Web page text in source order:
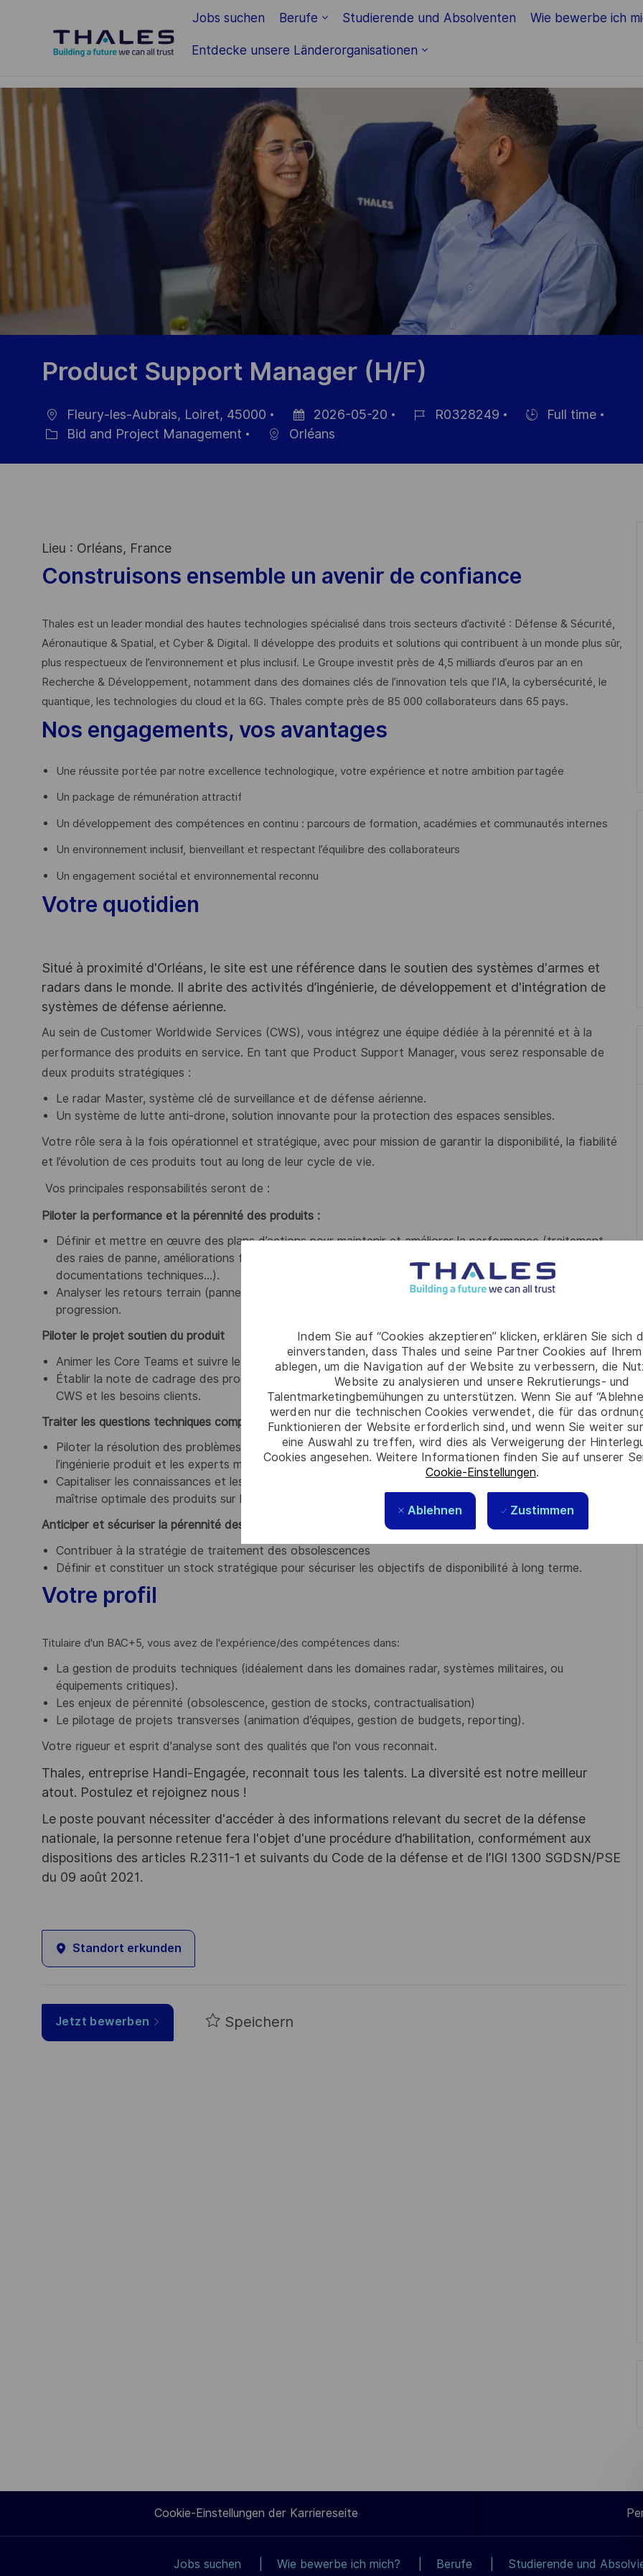
Jobs suchen Berufe Studierende und Absolventen Wie bewerbe ich
Entdecke unsere Länderorganisationen
-
Indem Sie auf “Cookies akzeptieren” klicken, erklären Sie sich
einverstanden, dass Thales und seine Partner Cookies auf
ablegen, um die Navigation auf der Website zu verbessern, die
Website zu analysieren und unsere Rekrutierungs- und
Talentmarketingbemühungen zu unterstützen. Wenn Sie auf
werden nur die technischen Cookies verwendet, die für das
Funktionieren der Website erforderlich sind, und wenn Sie weiter
eine Auswahl zu treffen, wird dies als Verweigerung der
Cookies angesehen. Weitere Informationen finden Sie auf unserer
Cookie-Einstellungen.
Ablehnen Zustimmen
Product Support Manager (H/F)
Ort
Fleury-les-Aubrais, Loiret, 45000
Datum
Veröffentlichung
2026-05-20
R0328249
Full time
Bid and Project Management Orléans
Lieu : Orléans, France
Construisons ensemble un avenir de confiance
Thales est un leader mondial des hautes technologies spécialisé dans trois secteurs d’activité : Défense & Sécurité,
Aéronautique & Spatial, et Cyber & Digital. Il développe des produits et solutions qui contribuent à un monde plus sûr,
plus respectueux de l’environnement et plus inclusif. Le Groupe investit près de 4,5 milliards d’euros par an en
Recherche & Développement, notamment dans des domaines clés de l’innovation tels que l’IA, la cybersécurité, le
quantique, les technologies du cloud et la 6G. Thales compte près de 85 000 collaborateurs dans 65 pays. ​
Nos engagements, vos avantages
Une réussite portée par notre excellence technologique, votre expérience et notre ambition partagée
Un package de rémunération attractif
Un développement des compétences en continu : parcours de formation, académies et communautés internes
Un environnement inclusif, bienveillant et respectant l’équilibre des collaborateurs
Un engagement sociétal et environnemental reconnu
Votre quotidien
Situé à proximité d'Orléans, le site est une référence dans le soutien des systèmes d'armes et
radars dans le monde. Il abrite des activités d’ingénierie, de développement et d'intégration de
systèmes de défense aérienne.
Au sein de Customer Worldwide Services (CWS), vous intégrez une équipe dédiée à la pérennité et à la
performance des produits en service. En tant que Product Support Manager, vous serez responsable de
deux produits stratégiques :
Le radar Master, système clé de surveillance et de défense aérienne.
Un système de lutte anti-drone, solution innovante pour la protection des espaces sensibles.
Votre rôle sera à la fois opérationnel et stratégique, avec pour mission de garantir la disponibilité, la fiabilité
et l’évolution de ces produits tout au long de leur cycle de vie.
Vos principales responsabilités seront de :
Piloter la performance et la pérennité des produits :
Définir et mettre en œuvre des plans d’actions pour maintenir et améliorer la performance (traitement
des raies de panne, améliorations fonctionnelles, évolutions du concept de soutien, mise à jour des
documentations techniques…).
Analyser les retours terrain (pannes, anomalies, demandes d’amélioration) pour identifier les axes de
progression.
Piloter le projet soutien du produit
Animer les Core Teams et suivre le planning des livrables pour garantir le respect des engagements.
Établir la note de cadrage des produits en service et définir leur roadmap, en alignement avec la stratégie
CWS et les besoins clients.
Traiter les questions techniques complexes :
Piloter la résolution des problèmes techniques (hors concept de soutien), en collaboration avec
l’ingénierie produit et les experts métiers.
Capitaliser les connaissances et les retours d’expérience (RETEX) dans les bases de référence pour une
maîtrise optimale des produits sur leur cycle de vie.
Anticiper et sécuriser la pérennité des produits :
Contribuer à la stratégie de traitement des obsolescences
Définir et constituer un stock stratégique pour sécuriser les objectifs de disponibilité à long terme.
Votre profil
Titulaire d'un BAC+5, vous avez de l'expérience/des compétences dans:
La gestion de produits techniques (idéalement dans les domaines radar, systèmes militaires, ou
équipements critiques).
Les enjeux de pérennité (obsolescence, gestion de stocks, contractualisation)
Le pilotage de projets transverses (animation d’équipes, gestion de budgets, reporting).
Votre rigueur et esprit d'analyse sont des qualités que l'on vous reconnait.
Thales, entreprise Handi-Engagée, reconnait tous les talents. La diversité est notre meilleur
atout. Postulez et rejoignez nous !
Le poste pouvant nécessiter d'accéder à des informations relevant du secret de la défense
nationale, la personne retenue fera l'objet d'une procédure d’habilitation, conformément aux
dispositions des articles R.2311-1 et suivants du Code de la défense et de l’IGI 1300 SGDSN/PSE
du 09 août 2021.
Standort erkunden
Jetzt bewerben Speichern
Cookie-Einstellungen der Karriereseite
Jobs suchen Wie bewerbe ich mich? Berufe Studierende und